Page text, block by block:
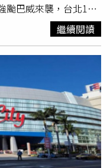
橋車站、南港車站，
營業時間調整為上午
動調整。遠東百貨則
月10日停業，其餘10
群平台。新光三越也啟
9家分店，包括A4、
前店、台北南西店、新
，7月10日暫停營
一百貨因天候因素於7
止營業一天；至於漢神
及高雄漢神巨蛋購物廣
颱巴威來襲，台北101
暫停營業一天。（圖
10日凌晨透過官方臉
響，決定購物中心、觀
者表示，後續也將持續
調整營運安排。因應強
觀景台及高空餐廳10
，台北101）對於外界
群平台親自說明。她透
仍持續召開防颱應變會
個決策過程讓大家相當
繼續閱讀